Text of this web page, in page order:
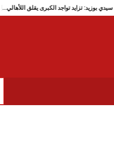
سيدي بوزيد: تزايد تواجد الكبرى يقلق